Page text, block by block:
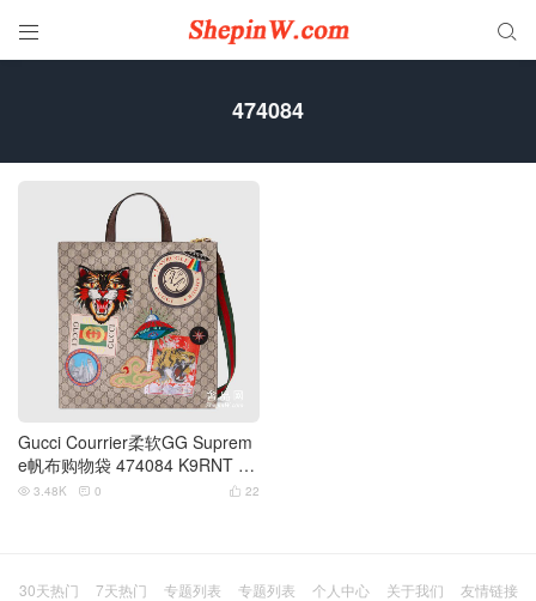
 
474084
Gucci Courrier柔软GG Suprem
e帆布购物袋 474084 K9RNT 89
67
 22
 3.48K  0
30天热门 7天热门 专题列表 专题列表 个人中心 关于我们
友情链接